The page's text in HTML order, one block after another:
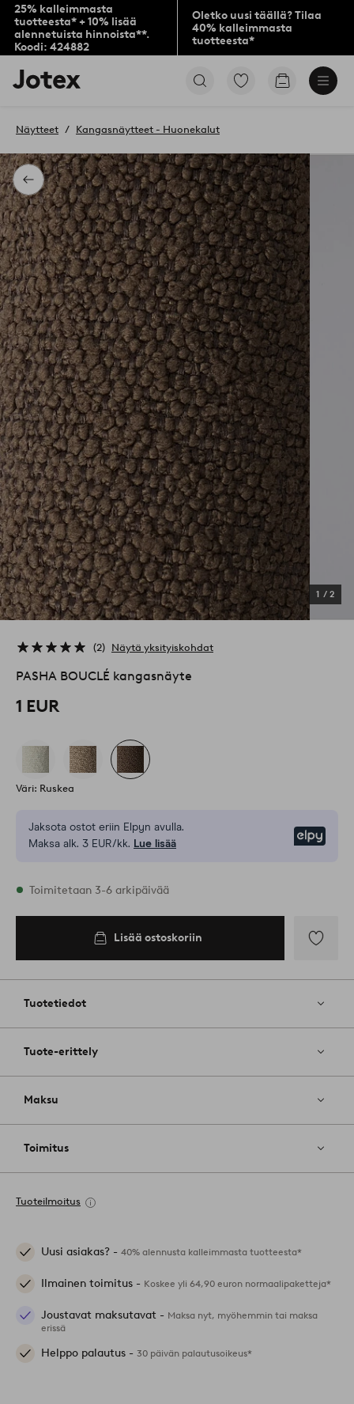
25% kalleimmasta
tuotteesta* + 10% lisää
alennetuista hinnoista**.
Koodi: 424882
Oletko uusi täällä? Tilaa
40% kalleimmasta
tuotteesta*
Jotex-
logo
aloitussivulle
Siirry
Siirry
Takaisin
Näytteet Kangasnäytteet - Huonekalut
1 / 2
2 Näytä yksityiskohdat
PASHA BOUCLÉ kangasnäyte
1 EUR
Väri: Ruskea
Jaksota ostot eriin Elpyn avulla.
Maksa alk. 3 EUR/kk. Lue lisää
Varastossa
Toimitetaan 3-6 arkipäivää
Lisää ostoskoriin
Tuotetiedot
Tuote-erittely
Maksu
Toimitus
Tuoteilmoitus
Uusi asiakas? - 40% alennusta kalleimmasta tuotteesta*
Ilmainen toimitus - Koskee yli 64,90 euron normaalipaketteja*
Joustavat maksutavat - Maksa nyt, myöhemmin tai maksa
erissä
Helppo palautus - 30 päivän palautusoikeus*